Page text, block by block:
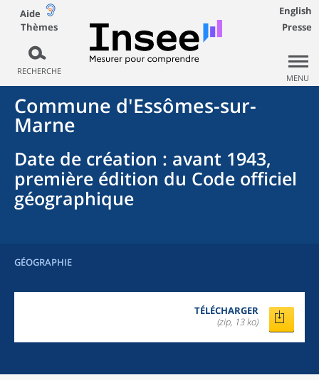
Aide
Thèmes
RECHERCHE
English
Presse
MENU
Commune d'Essômes-sur-
Marne
Date de création : avant 1943,
première édition du Code officiel
géographique
GÉOGRAPHIE
TÉLÉCHARGER
(zip, 13 ko)